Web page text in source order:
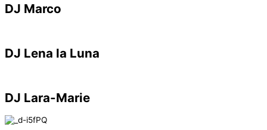
DJ Marco
DJ Lena la Luna
DJ Lara-Marie